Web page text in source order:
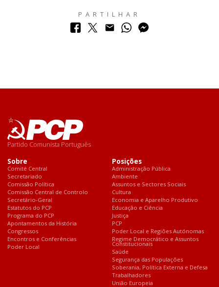
PARTILHAR
Partido Comunista Português
Sobre
Comité Central
Secretariado
Comissão Política
Comissão Central de Controlo
Secretário-Geral
Estatutos do PCP
Programa do PCP
Apontamentos da História
Congressos
Encontros e Conferências
Poder Local
Posições
Administração Pública
Ambiente
Assuntos e Sectores Sociais
Cultura
Economia e Aparelho Produtivo
Educação e Ciência
Justiça
PCP
Poder Local e Regiões Autónomas
Regime Democrático e Assuntos
Constitucionais
Saúde
Segurança das Populações
Soberania, Política Externa e Defesa
Trabalhadores
União Europeia